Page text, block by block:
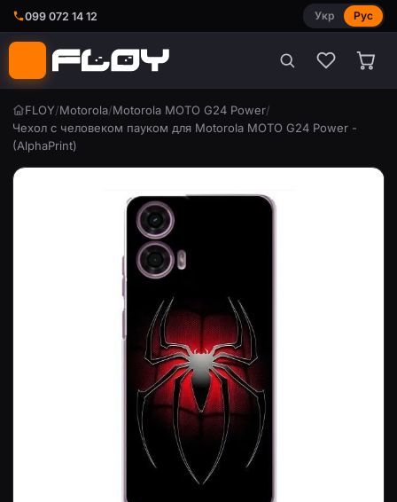
099 072 14 12 Укр Рус
FLOY/Motorola/Motorola MOTO G24 Power/
Чехол с человеком пауком для Motorola MOTO G24 Power -
(AlphaPrint)